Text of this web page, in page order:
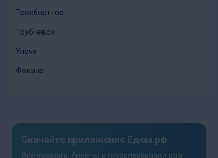
Троебортное
Трубчевск
Унеча
Фокино
Скачайте приложение Едем.рф
Все поездки, билеты и грузоперевозки под